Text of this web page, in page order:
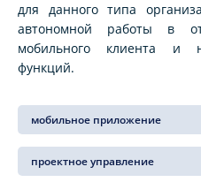
для данного типа
автономной работы в
мобильного клиента и
функций.
мобильное приложение
проектное управление